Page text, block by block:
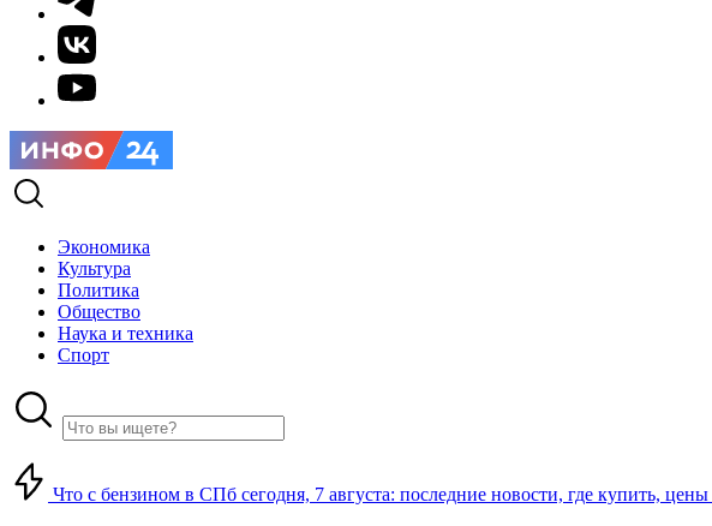
Экономика
Культура
Политика
Общество
Наука и техника
Спорт
Что с бензином в СПб сегодня, 7 августа: последние новости, где купить, цены